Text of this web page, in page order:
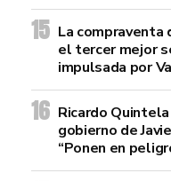
La compraventa
el tercer mejor
impulsada por
Ricardo
gobierno de
“Ponen en